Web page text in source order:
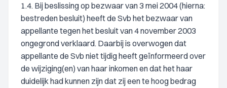
1.4. Bij beslissing op bezwaar van 3 mei 2004 (hierna:
bestreden besluit) heeft de Svb het bezwaar van
appellante tegen het besluit van 4 november 2003
ongegrond verklaard. Daarbij is overwogen dat
appellante de Svb niet tijdig heeft geïnformeerd over
de wijziging(en) van haar inkomen en dat het haar
duidelijk had kunnen zijn dat zij een te hoog bedrag